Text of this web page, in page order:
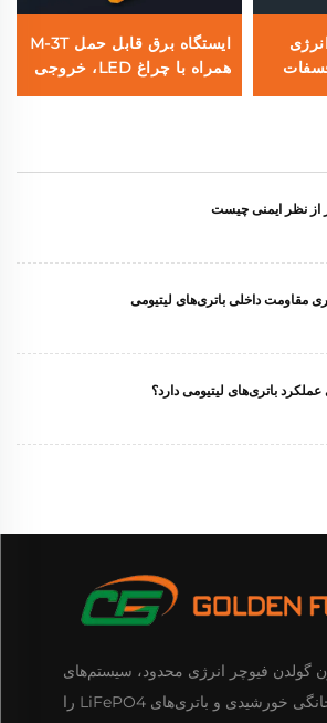
قابل انباشت SPS001 همراه
ایستگاه برق قابل حمل M-3T
همراه با چراغ LED، خروجی
AC 300 وات، باتری
از نظر ایمنی چیست
مقاومت داخلی باتری‌های لیتیومی
باتری‌های لیتیومی دارد؟
فیوچر انرژی محدود، سیستم‌های
ذخیره انرژی خانگی خورشیدی و باتری‌های LiFePO4 را